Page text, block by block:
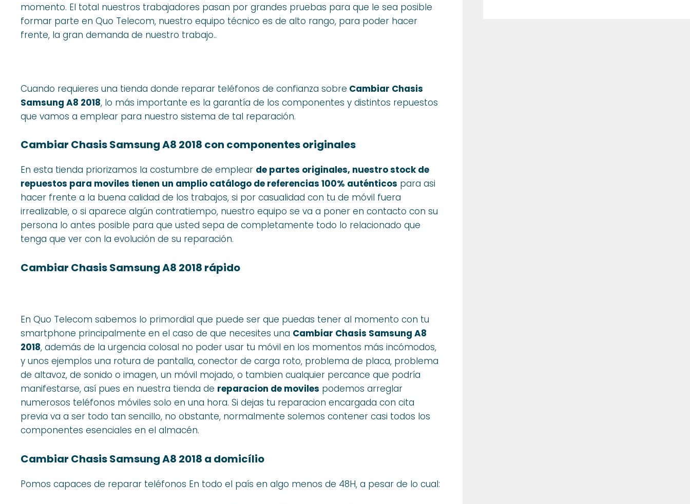
momento. El total nuestros trabajadores pasan por grandes pruebas para que le sea posible
formar parte en Quo Telecom, nuestro equipo técnico es de alto rango, para poder hacer
frente, la gran demanda de nuestro trabajo..
Cuando requieres una tienda donde reparar teléfonos de confianza sobre Cambiar Chasis
Samsung A8 2018, lo más importante es la garantía de los componentes y distintos repuestos
que vamos a emplear para nuestro sistema de tal reparación.
Cambiar Chasis Samsung A8 2018 con componentes originales
En esta tienda priorizamos la costumbre de emplear de partes originales, nuestro stock de
repuestos para moviles tienen un amplio catálogo de referencias 100% auténticos para asi
hacer frente a la buena calidad de los trabajos, si por casualidad con tu de móvil fuera
irrealizable, o si aparece algún contratiempo, nuestro equipo se va a poner en contacto con su
persona lo antes posible para que usted sepa de completamente todo lo relacionado que
tenga que ver con la evolución de su reparación.
Cambiar Chasis Samsung A8 2018 rápido
En Quo Telecom sabemos lo primordial que puede ser que puedas tener al momento con tu
smartphone principalmente en el caso de que necesites una Cambiar Chasis Samsung A8
2018, además de la urgencia colosal no poder usar tu móvil en los momentos más incómodos,
y unos ejemplos una rotura de pantalla, conector de carga roto, problema de placa, problema
de altavoz, de sonido o imagen, un móvil mojado, o tambien cualquier percance que podría
manifestarse, así pues en nuestra tienda de reparacion de moviles podemos arreglar
numerosos teléfonos móviles solo en una hora. Si dejas tu reparacion encargada con cita
previa va a ser todo tan sencillo, no obstante, normalmente solemos contener casi todos los
componentes esenciales en el almacén.
Cambiar Chasis Samsung A8 2018 a domicílio
Pomos capaces de reparar teléfonos En todo el país en algo menos de 48H, a pesar de lo cual: